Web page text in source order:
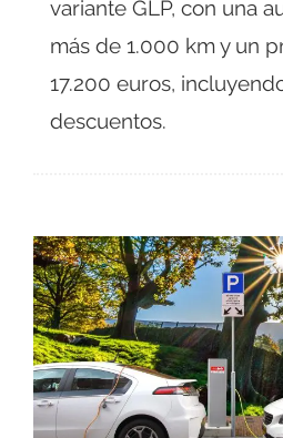
variante GLP, con una
más de 1.000 km y un
17.200 euros,
descuentos.